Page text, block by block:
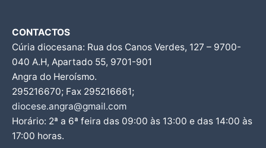
CONTACTOS
Cúria diocesana: Rua dos Canos Verdes, 127 – 9700-
040 A.H, Apartado 55, 9701-901
Angra do Heroísmo.
295216670; Fax 295216661;
diocese.angra@gmail.com
Horário: 2ª a 6ª feira das 09:00 às 13:00 e das 14:00 às
17:00 horas.